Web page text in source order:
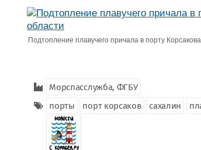
Подтопление плавучего причала в порту
Морспасслужба, ФГБУ
порты
порт корсаков сахалин